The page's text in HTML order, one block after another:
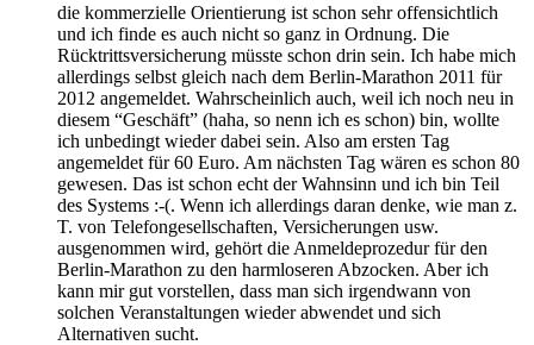
die kommerzielle Orientierung ist schon sehr offensichtlich
und ich finde es auch nicht so ganz in Ordnung. Die
Rücktrittsversicherung müsste schon drin sein. Ich habe mich
allerdings selbst gleich nach dem Berlin-Marathon 2011 für
2012 angemeldet. Wahrscheinlich auch, weil ich noch neu in
diesem “Geschäft” (haha, so nenn ich es schon) bin, wollte
ich unbedingt wieder dabei sein. Also am ersten Tag
angemeldet für 60 Euro. Am nächsten Tag wären es schon 80
gewesen. Das ist schon echt der Wahnsinn und ich bin Teil
des Systems :-(. Wenn ich allerdings daran denke, wie man z.
T. von Telefongesellschaften, Versicherungen usw.
ausgenommen wird, gehört die Anmeldeprozedur für den
Berlin-Marathon zu den harmloseren Abzocken. Aber ich
kann mir gut vorstellen, dass man sich irgendwann von
solchen Veranstaltungen wieder abwendet und sich
Alternativen sucht.